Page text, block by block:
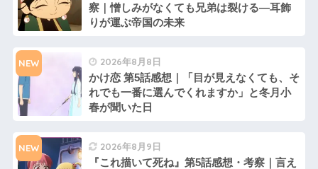
察｜憎しみがなくても兄弟は裂ける―耳飾
りが運ぶ帝国の未来
2026年8月8日
かけ恋 第5話感想｜「目が見えなくても、そ
れでも一番に選んでくれますか」と冬月小
春が聞いた日
NEW
2026年8月9日
『これ描いて死ね』第5話感想・考察｜言え
NEW